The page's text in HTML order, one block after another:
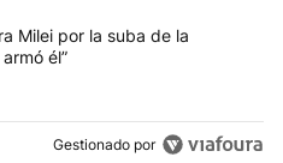
título "Kicillof apuntó contra Milei
Milei por la suba de la
él”
Gestionado por